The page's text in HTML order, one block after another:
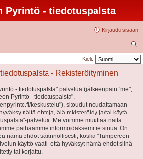
Pyrintö - tiedotuspalsta
Kirjaudu sisään
tsi
Kieli:
- Rekisteröityminen
- tiedotuspalsta" palvelua (jälkeenpäin "me",
Pyrintö - tiedotuspalsta",
keskustelu"), sitoudut noudattamaan
näitä ehtoja, älä rekisteröidy ja/tai käytä
palvelua. Me voimme muuttaa näitä
parhaamme informoidaksemme sinua. On
nämä ehdot säännöllisesti, koska "Tampereen
käyttö vaatii että hyväksyt nämä ehdot siinä
tai korjattu.